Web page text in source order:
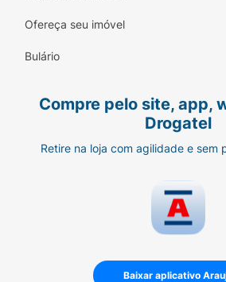
Ofereça seu imóvel
Bulário
Compre pelo site, app,
Drogatel
Retire na loja com agilidade e sem
Baixar aplicativo